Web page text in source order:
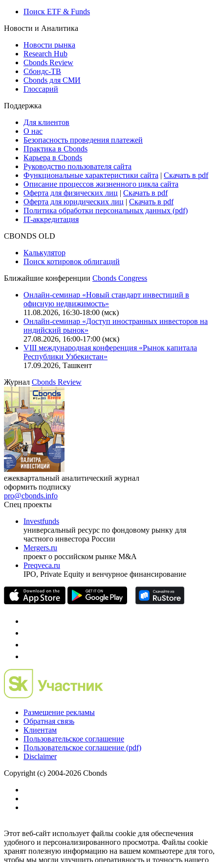
Поиск ETF & Funds
Новости и Аналитика
Новости рынка
Research Hub
Cbonds Review
Сбондс-ТВ
Cbonds для СМИ
Глоссарий
Поддержка
Для клиентов
О нас
Безопасность проведения платежей
Практика в Cbonds
Карьера в Cbonds
Руководство пользователя сайта
Функциональные характеристики сайта | Скачать в pdf
Описание процессов жизненного цикла сайта
Оферта для физических лиц | Скачать в pdf
Оферта для юридических лиц | Скачать в pdf
Политика обработки персональных данных (pdf)
IT-аккредитация
CBONDS OLD
Калькулятор
Поиск котировок облигаций
Ближайшие конференции Cbonds Congress
Онлайн-семинар «Новый стандарт инвестиций в
офисную недвижимость»
11.08.2026, 16:30-18:00 (мск)
Онлайн-семинар «Доступ иностранных инвесторов на
индийский рынок»
27.08.2026, 16:00-17:00 (мск)
VIII международная конференция «Рынок капитала
Республики Узбекистан»
17.09.2026, Ташкент
Журнал Cbonds Review
ежеквартальный аналитический журнал
оформить подписку
pro@cbonds.info
Спец проекты
Investfunds
универсальный ресурс по фондовому рынку для
частного инвестора России
Mergers.ru
проект о российском рынке M&A
Preqveca.ru
IPO, Private Equity и венчурное финансирование
Размещение рекламы
Обратная связь
Клиентам
Пользовательское соглашение
Пользовательское соглашение (pdf)
Disclaimer
Copyright (c) 2004-2026 Cbonds
Этот веб-сайт использует файлы cookie для обеспечения
удобного и персонализированного просмотра. Файлы cookie
хранят полезную информацию на вашем компьютере для того,
чтобы мы могли улучшить оперативность и точность нашего